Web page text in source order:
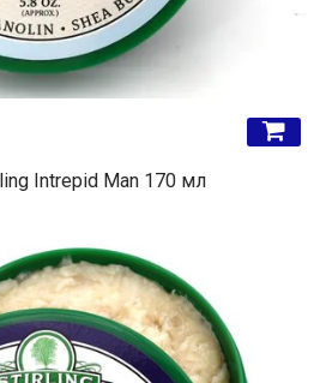
Intrepid Man 170 мл